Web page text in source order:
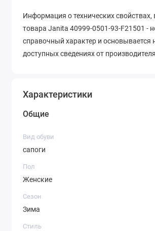
Информация о технических
товара Janita 40999-0501-93-F21501 -
справочный характер и основывается
доступных сведениях от
Характеристики
Общие
Вид обуви
сапоги
Пол
Женские
Сезон
Зима
Стиль